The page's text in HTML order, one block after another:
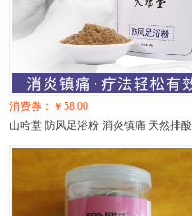
消费券：￥58.00
山哈堂 防风足浴粉 消炎镇痛 天然排酸